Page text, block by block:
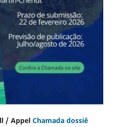
/ Appel Chamada dossiê